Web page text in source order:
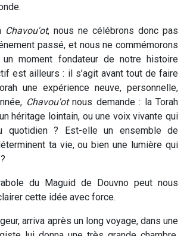
Chavou'ot, nous ne célébrons donc pas
passé, et nous ne commémorons
un moment fondateur de notre histoire
est ailleurs : il s’agit avant tout de faire
une expérience neuve, personnelle,
Chavou'otnous demande : la Torah
héritage lointain, ou une voix vivante qui
quotidien ? Est-elle un ensemble de
ta vie, ou bien une lumière qui
du Maguid de Douvno peut nous
cette idée avec force.
arriva après un long voyage, dans une